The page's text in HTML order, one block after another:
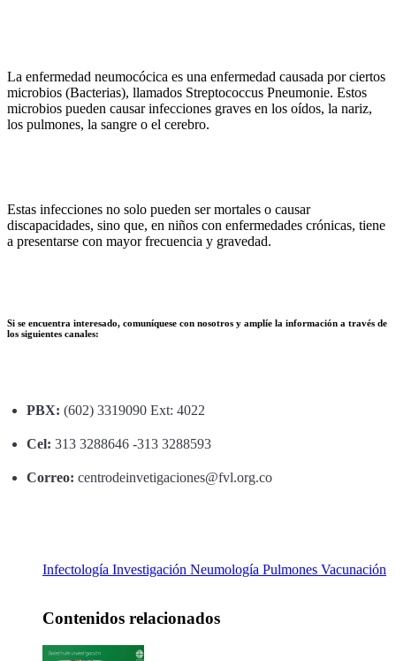
La enfermedad neumocócica es una enfermedad causada por ciertos
microbios (Bacterias), llamados Streptococcus Pneumonie. Estos
microbios pueden causar infecciones graves en los oídos, la nariz,
los pulmones, la sangre o el cerebro.
Estas infecciones no solo pueden ser mortales o causar
discapacidades, sino que, en niños con enfermedades crónicas, tiene
a presentarse con mayor frecuencia y gravedad.
Si se encuentra interesado, comuníquese con nosotros y amplíe la información a través de
los siguientes canales:
PBX: (602) 3319090 Ext: 4022
Cel: 313 3288646 -313 3288593
Correo: centrodeinvetigaciones@fvl.org.co
Infectología Investigación Neumología Pulmones Vacunación
Contenidos relacionados